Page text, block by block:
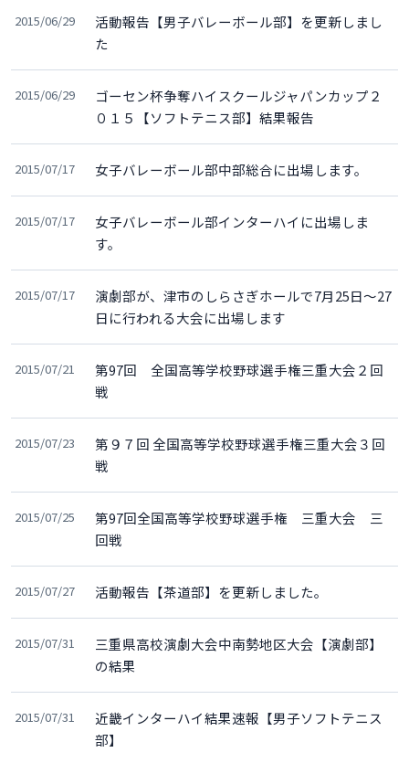
2015/06/29
活動報告【男子バレーボール部】を更新しまし
た
2015/06/29
ゴーセン杯争奪ハイスクールジャパンカップ２
０１５【ソフトテニス部】結果報告
2015/07/17 女子バレーボール部中部総合に出場します。
2015/07/17
女子バレーボール部インターハイに出場しま
す。
2015/07/17
演劇部が、津市のしらさぎホールで7月25日～27
日に行われる大会に出場します
2015/07/21
第97回 全国高等学校野球選手権三重大会２回
戦
2015/07/23
第９７回 全国高等学校野球選手権三重大会３回
戦
2015/07/25
第97回全国高等学校野球選手権 三重大会 三
回戦
2015/07/27 活動報告【茶道部】を更新しました。
2015/07/31
三重県高校演劇大会中南勢地区大会【演劇部】
の結果
2015/07/31
近畿インターハイ結果速報【男子ソフトテニス
部】